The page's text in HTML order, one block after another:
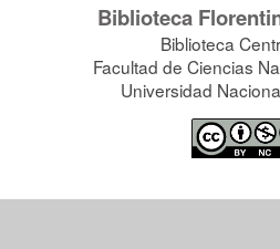
Biblioteca
Biblioteca
Facultad de Ciencias
Universidad